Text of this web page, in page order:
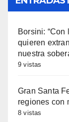
Borsini:
quieren
nuestra
9 vistas
Gran Santa
regiones con
8 vistas